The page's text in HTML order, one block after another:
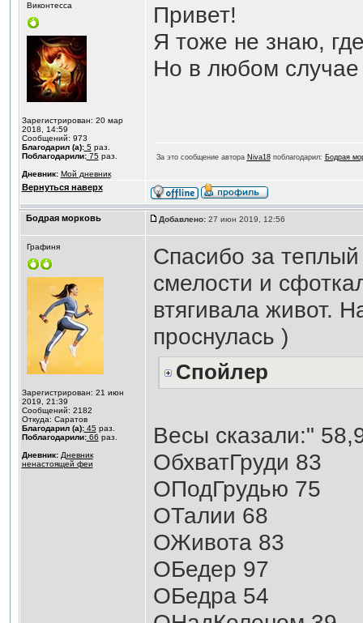
Виконтесса
Зарегистрирован: 20 мар
2018, 14:59
Сообщений: 973
Благодарил (а):5раз.
Поблагодарили:75раз.
Дневник: Мой дневник
Привет!
Я тоже не знаю,
Но в любом
За это сообщение автора Niva18поблагодарил: Бодрая
Вернуться наверх
Бодрая морковь Добавлено:27 июн 2019, 12:56
Графиня
Зарегистрирован: 21 июн
2019, 21:39
Сообщений: 2182
Откуда: Саратов
Благодарил (а):45 раз.
Поблагодарили:66 раз.
Дневник: Дневник
ненастоящей феи
Спасибо за
смелости и
втягивала живот.
проснулась )
Спойлер
Весы сказали:"
ОбхватГруди 83
ОПодГрудью 75
ОТалии 68
ОЖивота 83
ОБедер 97
ОБедра 54